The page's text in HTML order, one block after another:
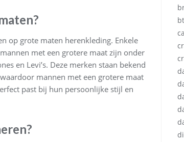
op grote maten herenkleding. Enkele
met een grotere maat zijn onder
en Levi’s. Deze merken staan bekend
mannen met een grotere maat
past bij hun persoonlijke stijl en